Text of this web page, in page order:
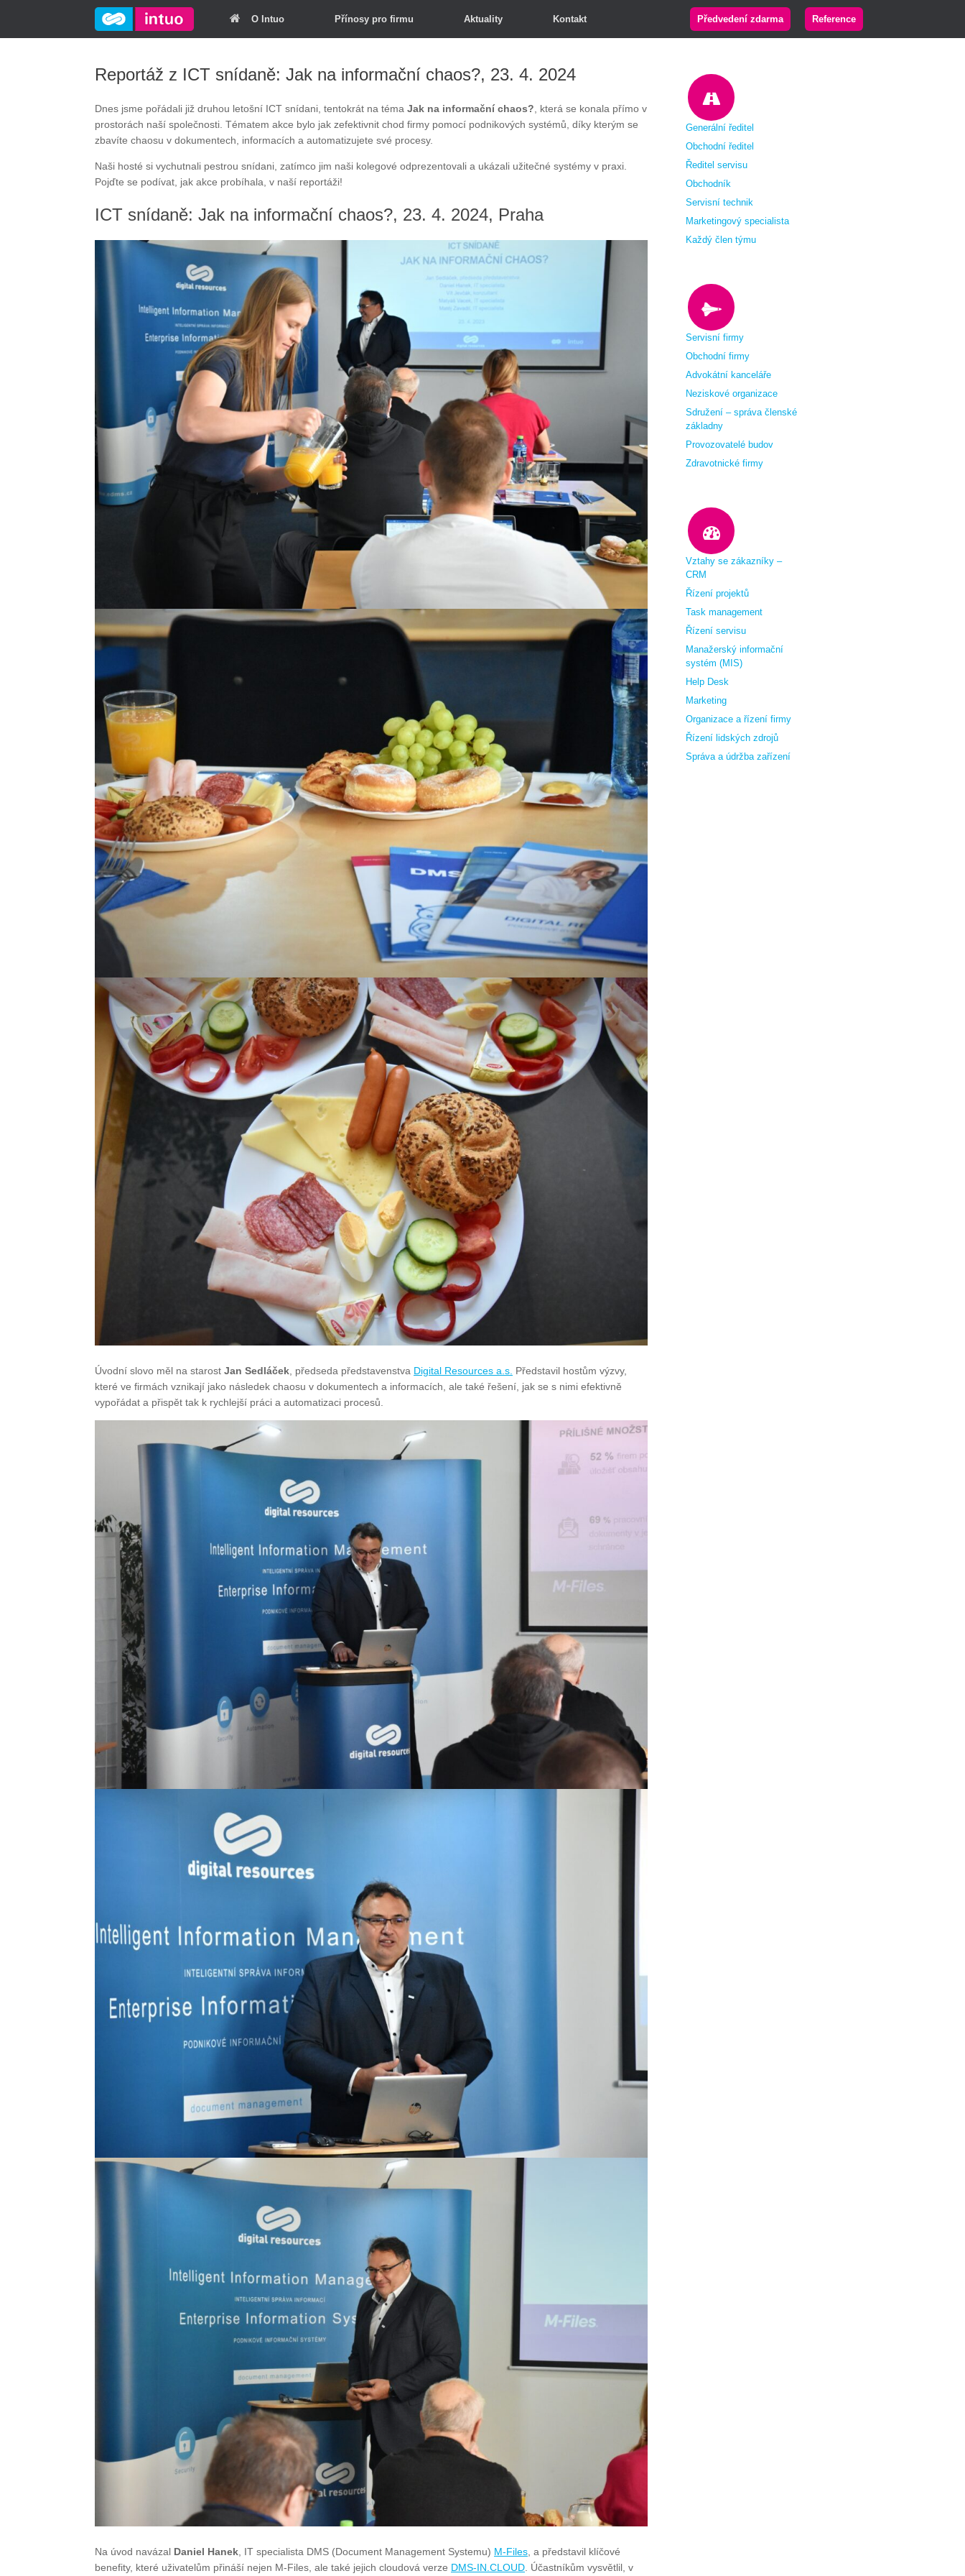
O Intuo Přínosy pro firmu Aktuality Kontakt Reference
Předvedení zdarma
Reportáž z ICT snídaně: Jak na informační chaos?, 23. 4. 2024
Dnes jsme pořádali již druhou letošní ICT snídani, tentokrát na téma Jak na informační chaos? , která se konala přímo v
prostorách naší společnosti. Tématem akce bylo jak zefektivnit chod firmy pomocí podnikových systémů, díky kterým se
zbavíte chaosu v dokumentech, informacích a automatizujete své procesy.
Naši hosté si vychutnali pestrou snídani, zatímco jim naši kolegové odprezentovali a ukázali užitečné systémy v praxi.
Pojďte se podívat, jak akce probíhala, v naší reportáži!
ICT snídaně: Jak na informační chaos?, 23. 4. 2024, Praha
Úvodní slovo měl na starost Jan Sedláček, předseda představenstva Digital Resources a.s. Představil hostům výzvy,
které ve firmách vznikají jako následek chaosu v dokumentech a informacích, ale také řešení, jak se s nimi efektivně
vypořádat a přispět tak k rychlejší práci a automatizaci procesů.
Na úvod navázal Daniel Hanek , IT specialista DMS (Document Management Systemu) M-Files , a představil klíčové
benefity, které uživatelům přináší nejen M-Files, ale také jejich cloudová verze DMS-IN.CLOUD . Účastníkům vysvětlil, v
Generální ředitel
Obchodní ředitel
Ředitel servisu
Obchodník
Servisní technik
Marketingový specialista
Každý člen týmu
Servisní firmy
Obchodní firmy
Advokátní kanceláře
Neziskové organizace
Sdružení – správa členské
základny
Provozovatelé budov
Zdravotnické firmy
Vztahy se zákazníky –
CRM
Řízení projektů
Task management
Řízení servisu
Manažerský informační
systém (MIS)
Help Desk
Marketing
Organizace a řízení firmy
Řízení lidských zdrojů
Správa a údržba zařízení